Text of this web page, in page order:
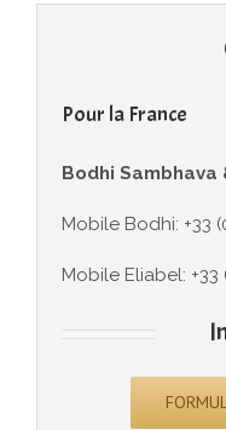
Bodhi Sambhava
Mobile Bodhi: +33